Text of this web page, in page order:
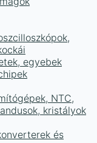
egyebek
NTC,
kristályok
és